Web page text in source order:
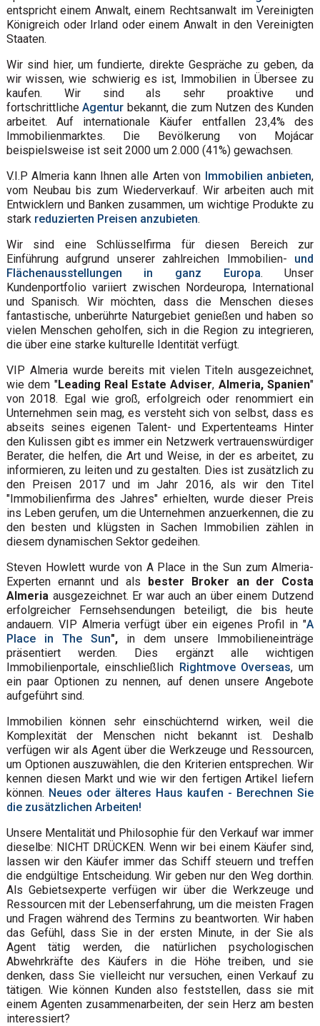
entspricht einem Anwalt, einem Rechtsanwalt im Vereinigten
Königreich oder Irland oder einem Anwalt in den Vereinigten
Staaten.
Wir sind hier, um fundierte, direkte Gespräche zu geben, da
wir wissen, wie schwierig es ist, Immobilien in Übersee zu
kaufen. Wir sind als sehr proaktive und
fortschrittlicheAgentur bekannt, die zum Nutzen des Kunden
arbeitet. Auf internationale Käufer entfallen 23,4% des
Immobilienmarktes. Die Bevölkerung von Mojácar
beispielsweise ist seit 2000 um 2.000 (41%) gewachsen.
V.I.P Almeria kann Ihnen alle Arten von Immobilien anbieten,
vom Neubau bis zum Wiederverkauf. Wir arbeiten auch mit
Entwicklern und Banken zusammen, um wichtige Produkte zu
stark reduzierten Preisen anzubieten.
Wir sind eine Schlüsselfirma für diesen Bereich zur
Einführung aufgrund unserer zahlreichen Immobilien- und
Flächenausstellungen in ganz Europa. Unser
Kundenportfolio variiert zwischen Nordeuropa, International
und Spanisch. Wir möchten, dass die Menschen dieses
fantastische, unberührte Naturgebiet genießen und haben so
vielen Menschen geholfen, sich in die Region zu integrieren,
die über eine starke kulturelle Identität verfügt.
VIP Almeria wurde bereits mit vielen Titeln ausgezeichnet,
wie dem "Leading Real Estate Adviser, Almeria, Spanien"
von 2018. Egal wie groß, erfolgreich oder renommiert ein
Unternehmen sein mag, es versteht sich von selbst, dass es
abseits seines eigenen Talent- und Expertenteams Hinter
den Kulissen gibt es immer ein Netzwerk vertrauenswürdiger
Berater, die helfen, die Art und Weise, in der es arbeitet, zu
informieren, zu leiten und zu gestalten. Dies ist zusätzlich zu
den Preisen 2017 und im Jahr 2016, als wir den Titel
"Immobilienfirma des Jahres" erhielten, wurde dieser Preis
ins Leben gerufen, um die Unternehmen anzuerkennen, die zu
den besten und klügsten in Sachen Immobilien zählen in
diesem dynamischen Sektor gedeihen.
Steven Howlett wurde von A Place in the Sun zum Almeria-
Experten ernannt und als bester Broker an der Costa
Almeria ausgezeichnet. Er war auch an über einem Dutzend
erfolgreicher Fernsehsendungen beteiligt, die bis heute
andauern. VIP Almeria verfügt über ein eigenes Profil in "A
Place in The Sun", in dem unsere Immobilieneinträge
präsentiert werden. Dies ergänzt alle wichtigen
Immobilienportale, einschließlich Rightmove Overseas, um
ein paar Optionen zu nennen, auf denen unsere Angebote
aufgeführt sind.
Immobilien können sehr einschüchternd wirken, weil die
Komplexität der Menschen nicht bekannt ist. Deshalb
verfügen wir als Agent über die Werkzeuge und Ressourcen,
um Optionen auszuwählen, die den Kriterien entsprechen. Wir
kennen diesen Markt und wie wir den fertigen Artikel liefern
können. Neues oder älteres Haus kaufen - Berechnen Sie
die zusätzlichen Arbeiten!
Unsere Mentalität und Philosophie für den Verkauf war immer
dieselbe: NICHT DRÜCKEN. Wenn wir bei einem Käufer sind,
lassen wir den Käufer immer das Schiff steuern und treffen
die endgültige Entscheidung. Wir geben nur den Weg dorthin.
Als Gebietsexperte verfügen wir über die Werkzeuge und
Ressourcen mit der Lebenserfahrung, um die meisten Fragen
und Fragen während des Termins zu beantworten. Wir haben
das Gefühl, dass Sie in der ersten Minute, in der Sie als
Agent tätig werden, die natürlichen psychologischen
Abwehrkräfte des Käufers in die Höhe treiben, und sie
denken, dass Sie vielleicht nur versuchen, einen Verkauf zu
tätigen. Wie können Kunden also feststellen, dass sie mit
einem Agenten zusammenarbeiten, der sein Herz am besten
interessiert?